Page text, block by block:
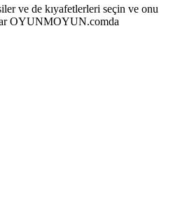
ve de kıyafetlerleri seçin ve onu
OYUNMOYUN.comda